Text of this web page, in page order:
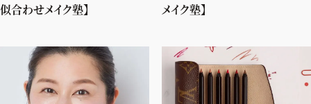
似合わせメイク塾】
メイク塾】